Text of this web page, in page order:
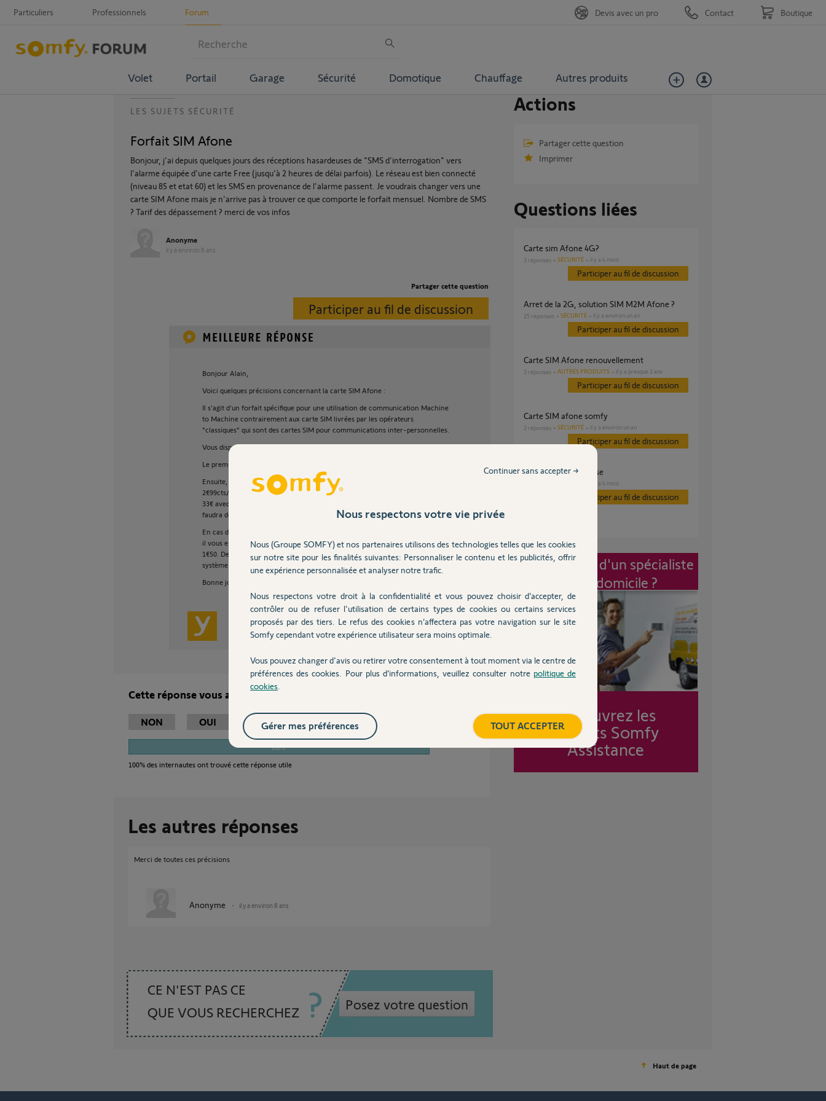
Particuliers Professionnels Forum
Volet Portail Garage Sécurité Domotique Chauffage Autres produits
Devis avec un pro Contact Boutique
LES SUJETS SÉCURITÉ
Forfait SIM Afone
Bonjour, j'ai depuis quelques jours des réceptions hasardeuses de "SMS d'interrogation" vers
l'alarme équipée d'une carte Free (jusqu'à 2 heures de délai parfois). Le réseau est bien connecté
(niveau 85 et etat 60) et les SMS en provenance de l'alarme passent. Je voudrais changer vers une
carte SIM Afone mais je n'arrive pas à trouver ce que comporte le forfait mensuel. Nombre de SMS
? Tarif des dépassement ? merci de vos infos
Anonyme
il y a environ 8 ans
Partager cette question
Participer au fil de discussion
Bonjour Alain,
Voici quelques précisions concernant la carte SIM Afone :
Il s'agit d'un forfait spécifique pour une utilisation de communication Machine
to Machine contrairement aux carte SIM livrées par les opérateurs
"classiques" qui sont des cartes SIM pour communications inter-personnelles.
Vous disposez d'un crédit de 150SMS par mois.
Le premier mois est offert
Ensuite, il faudra souscrire soit à un abonnement mensuel renouvelable de
2€99cts/mois, sans engagement soit un forfait non renouvelable d'un an à
33€ avec 150SMS par mois pendant 12 mois. À la fin de l'année en cours, il
faudra de nouveau souscrire à un forfait.
En cas de dépassement des 150SMS, la carte SIM n'enverra plus de SMS, mais
il vous est possible de souscrire à une recharge de 75SMS pour un mois à
1€50. De vous à moi, si vous dépassez les 150SMS mensuel c'est que votre
système d'alarme a un souci.
Bonne journée,
Thomas M. il y a environ 8 ans
Cette réponse vous a-t-elle aidé ?
NON OUI
100%
100% des internautes ont trouvé cette réponse utile
Les autres réponses
Merci de toutes ces précisions
Anonyme il y a environ 8 ans
CE N'EST PAS CE
QUE VOUS RECHERCHEZ
Posez votre question
Actions
Partager cette question
Imprimer
Questions liées
Carte sim Afone 4G?
3 réponses SÉCURITÉ il y a 4 mois
Participer au fil de discussion
Arret de la 2G, solution SIM M2M Afone ?
25 réponses SÉCURITÉ il y a environ un an
Participer au fil de discussion
Carte SIM Afone renouvellement
2 réponses AUTRES PRODUITS il y a presque 2 ans
Participer au fil de discussion
Carte SIM afone somfy
2 réponses SÉCURITÉ il y a environ un an
Participer au fil de discussion
Carte sim défectueuse
il y a 4 mois
Participer au fil de discussion
Intervention d'un spécialiste
à mon domicile ?
Découvrez les
forfaits Somfy
Assistance
Haut de page
Nous respectons votre vie privée
Nous (Groupe SOMFY) et nos partenaires utilisons des technologies telles que les cookies
sur notre site pour les finalités suivantes: Personnaliser le contenu et les publicités, offrir
une expérience personnalisée et analyser notre trafic.
Nous respectons votre droit à la confidentialité et vous pouvez choisir d’accepter, de
contrôler ou de refuser l'utilisation de certains types de cookies ou certains services
proposés par des tiers. Le refus des cookies n’affectera pas votre navigation sur le site
Somfy cependant votre expérience utilisateur sera moins optimale.
Vous pouvez changer d'avis ou retirer votre consentement à tout moment via le centre de
préférences des cookies. Pour plus d’informations, veuillez consulter notre politique de
cookies
Continuer sans accepter →
TOUT ACCEPTER
Gérer mes préférences